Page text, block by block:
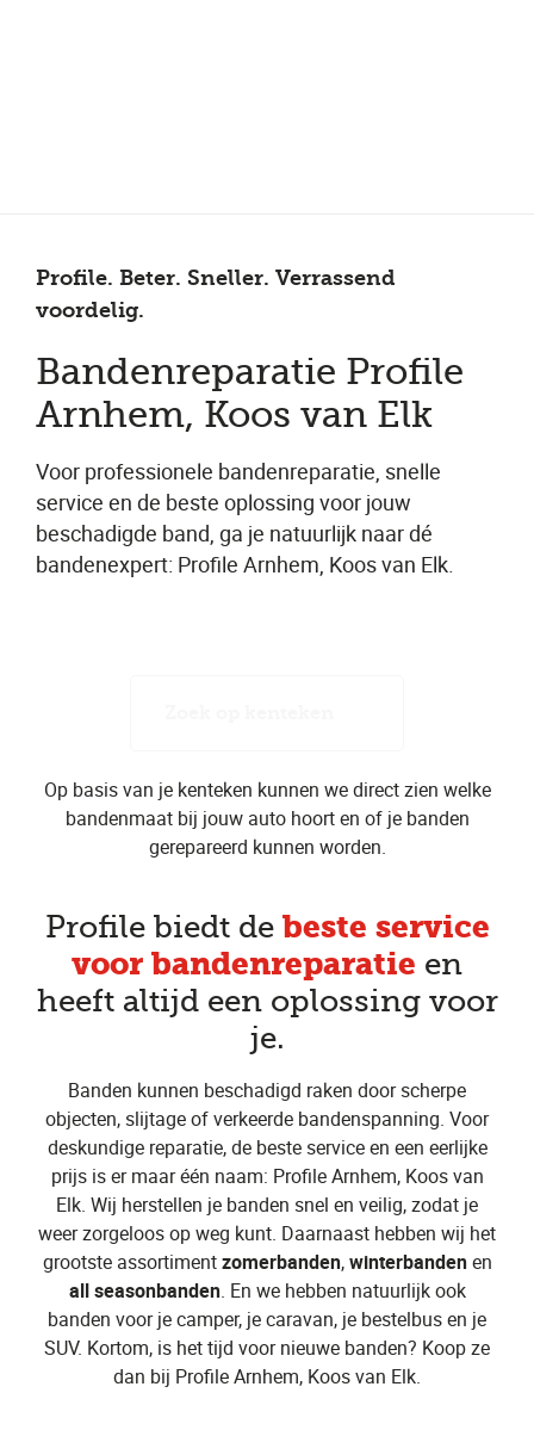
Profile. Beter. Sneller. Verrassend
voordelig.
Bandenreparatie Profile
Arnhem, Koos van Elk
Voor professionele bandenreparatie, snelle
service en de beste oplossing voor jouw
beschadigde band, ga je natuurlijk naar dé
bandenexpert: Profile Arnhem, Koos van Elk.
Op basis van je kenteken kunnen we direct zien welke
bandenmaat bij jouw auto hoort en of je banden
gerepareerd kunnen worden.
Profile biedt debeste service
voor bandenreparatie en
heeft altijd een oplossing voor
je.
Banden kunnen beschadigd raken door scherpe
objecten, slijtage of verkeerde bandenspanning. Voor
deskundige reparatie, de beste service en een eerlijke
prijs is er maar één naam: Profile Arnhem, Koos van
Elk. Wij herstellen je banden snel en veilig, zodat je
weer zorgeloos op weg kunt. Daarnaast hebben wij het
grootste assortimentzomerbanden,winterbandenen
all seasonbanden. En we hebben natuurlijk ook
banden voor je camper, je caravan, je bestelbus en je
SUV. Kortom, is het tijd voor nieuwe banden? Koop ze
dan bij Profile Arnhem, Koos van Elk.